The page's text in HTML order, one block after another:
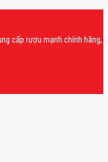
rượu mạnh chính hãng, rượu